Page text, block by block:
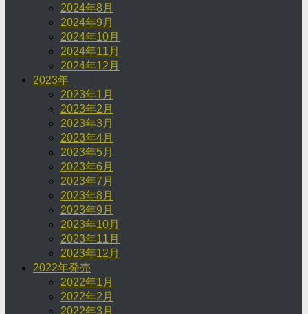
2024年8月
2024年9月
2024年10月
2024年11月
2024年12月
2023年
2023年1月
2023年2月
2023年3月
2023年4月
2023年5月
2023年6月
2023年7月
2023年8月
2023年9月
2023年10月
2023年11月
2023年12月
2022年発売
2022年1月
2022年2月
2022年3月